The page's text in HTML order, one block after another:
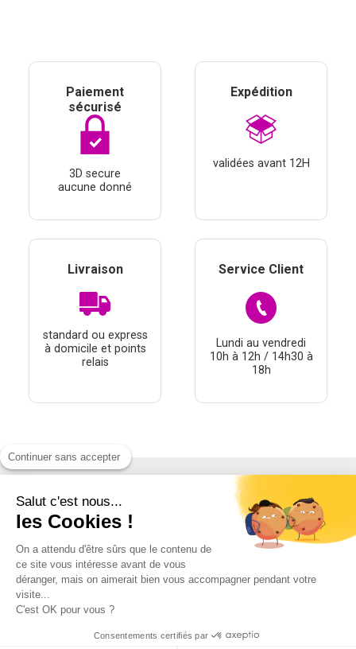
Paiement
sécurisé
3D secure
aucune donné
Expédition
validées avant 12H
Livraison
standard ou express
à domicile et points
relais
Service Client
Lundi au vendredi
10h à 12h / 14h30 à
18h
À PROPOS
THÉMATIQUES
À DÉCOUVRIR
MON COMPTE
Continuer sans accepter
Salut c'est nous...
les Cookies !
On a attendu d'être sûrs que le contenu de
ce site vous intéresse avant de vous
déranger, mais on aimerait bien vous accompagner pendant votre
visite...
C'est OK pour vous ?
Consentements certifiés par